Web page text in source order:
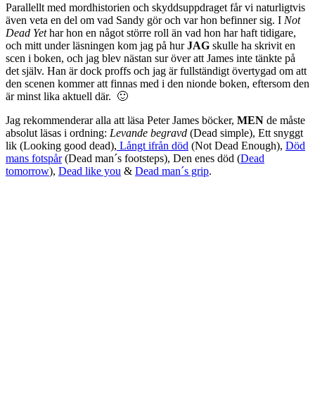
Parallellt med mordhistorien och skyddsuppdraget får vi naturligtvis
även veta en del om vad Sandy gör och var hon befinner sig. I Not
Dead Yethar hon en något större roll än vad hon har haft tidigare,
och mitt under läsningen kom jag på hurJAG skulle ha skrivit en
scen i boken, och jag blev nästan sur över att James inte tänkte på
det själv. Han är dock proffs och jag är fullständigt övertygad om att
den scenen kommer att finnas med i den nionde boken, eftersom den
är minst lika aktuell där. 🙂
Jag rekommenderar alla att läsa Peter James böcker, MEN de måste
absolut läsas i ordning: Levande begravd (Dead simple), Ett snyggt
lik (Looking good dead), Långt ifrån död (Not Dead Enough), Död
mans fotspår(Dead man´s footsteps), Den enes död (Dead
tomorrow), Dead like you & Dead man´s grip.